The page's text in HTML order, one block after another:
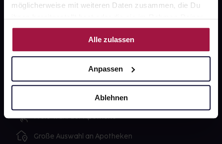
möglicherweise mit weiteren Daten zusammen, die Du
ihnen bereitgestellt hast oder die sie im Rahmen Deiner
Nutzung der Dienste gesammelt haben.
Alle zulassen
Anpassen
Ablehnen
Impressum
Ausgewählte Wunschprodukte sofort abholbereit
Lieferung für sofort verfügbare Artikel meist am
selben Tag möglich
Freie Wahl der Apotheke
Große Auswahl an Apotheken